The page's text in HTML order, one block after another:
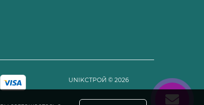
UNIKСТРОЙ © 2026